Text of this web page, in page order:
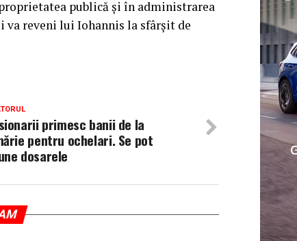
publică şi în administrarea
va reveni lui Iohannis la sfârşit de
primesc banii de la
pentru ochelari. Se pot
dosarele